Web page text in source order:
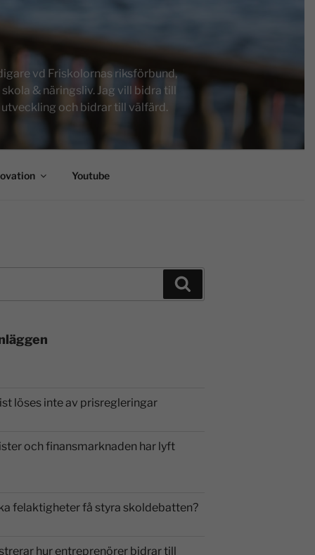
vd Friskolornas riksförbund,
& näringsliv. Jag vill bidra till
och bidrar till välfärd.
Youtube
löses inte av prisregleringar
och finansmarknaden har lyft
felaktigheter få styra skoldebatten?
hur entreprenörer bidrar till